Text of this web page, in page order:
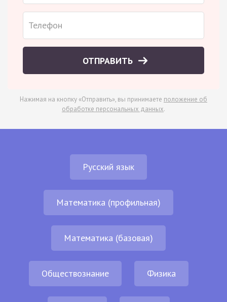
ОТПРАВИТЬ
Нажимая на кнопку «Отправить», вы принимаете положение об
обработке персональных данных.
Русский язык
Математика (профильная)
Математика (базовая)
Обществознание Физика